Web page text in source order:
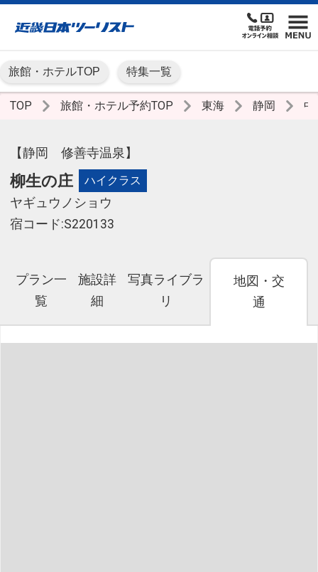
旅館・ホテルTOP 特集一覧
TOP 旅館・ホテル予約TOP 東海 静岡
【静岡 修善寺温泉】
柳生の庄 ハイクラス
ヤギュウノショウ
宿コード:S220133
プラン一
覧
施設詳
細
写真ライブラ
リ
地図・交
通